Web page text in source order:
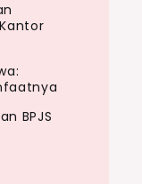
BPJS